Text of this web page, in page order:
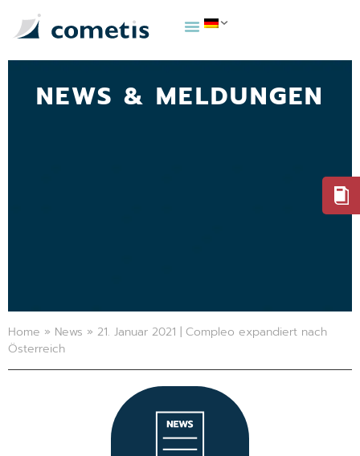
NEWS & MELDUNGEN
Home » News » 21. Januar 2021 | Compleo expandiert nach
Österreich